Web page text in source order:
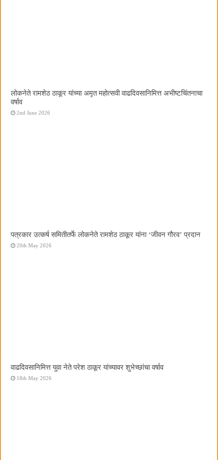
लोकनेते रामशेठ ठाकूर यांच्या अमृत महोत्सवी वाढदिवसानिमित्त अभीष्टचिंतनाचा
वर्षाव
2nd June 2026
पत्रकार उत्कर्ष समितीतर्फे लोकनेते रामशेठ ठाकूर यांना ‌‘जीवन गौरव‌’ प्रदान
20th May 2026
वाढदिवसानिमित्त युवा नेते परेश ठाकूर यांच्यावर शुभेच्छांचा वर्षाव
18th May 2026